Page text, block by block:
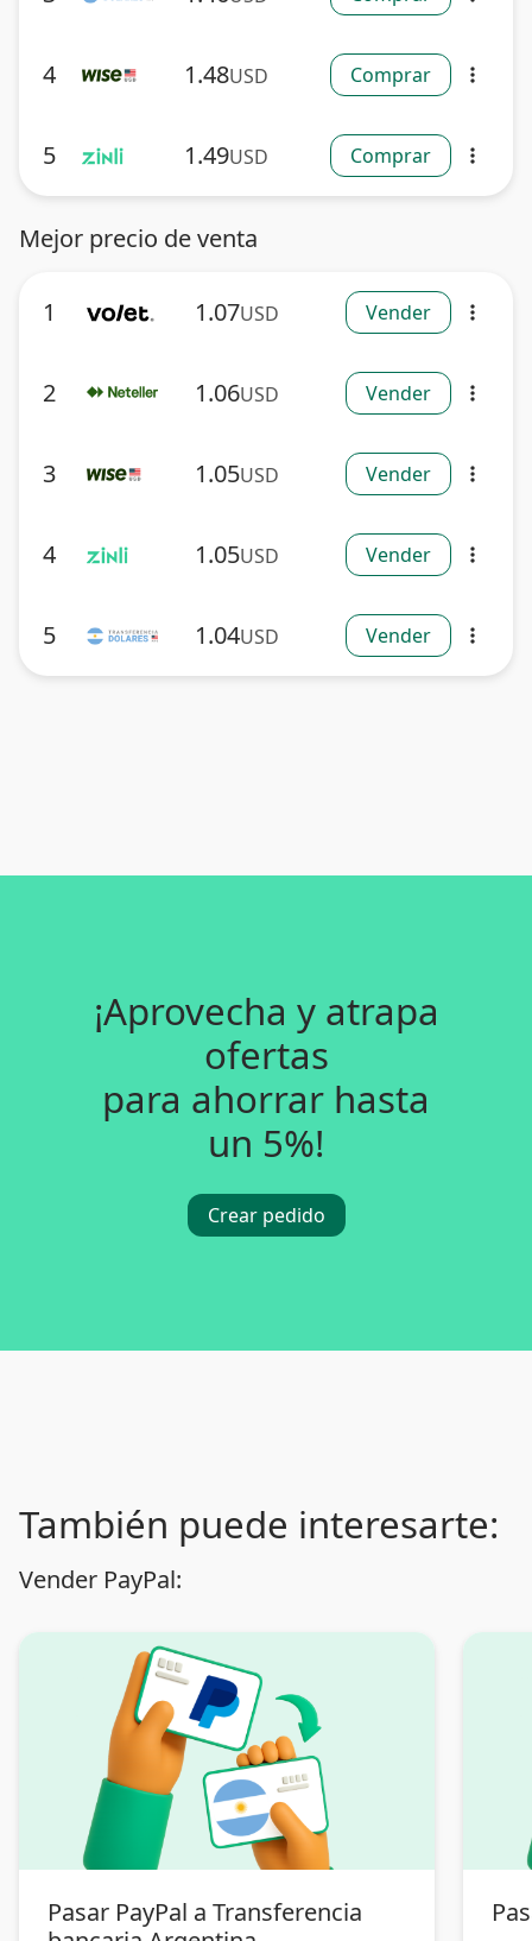
4 1.48USD Comprar more_vert
5 1.49USD Comprar more_vert
Mejor precio de venta
1 1.07USD Vender more_vert
2 1.06USD Vender more_vert
3 1.05USD Vender more_vert
4 1.05USD Vender more_vert
5 1.04USD Vender more_vert
¡Aprovecha y atrapa
ofertas
para ahorrar hasta
un 5%!
Crear pedido
También puede interesarte:
Vender PayPal:
Pasar PayPal a Transferencia